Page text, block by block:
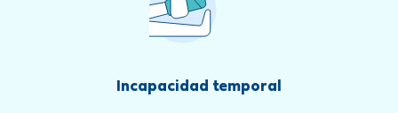
Incapacidad temporal